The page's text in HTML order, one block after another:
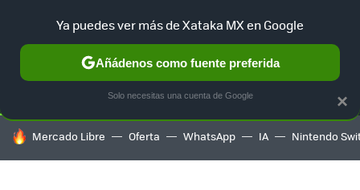
SELECCIÓN GAMING HOME AUTO TERRITORIO
HOY SE HABLA DE
Mercado Libre Oferta WhatsApp IA Nintendo
×
Ya puedes ver más de Xataka MX en Google
Añádenos como fuente preferida
Solo necesitas una cuenta de Google